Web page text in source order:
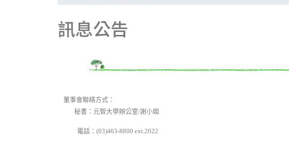
訊息公告
董事會聯絡方式：
秘書： 元智大學辦公室/謝小姐
電話： (03)463-8800 ext.2022